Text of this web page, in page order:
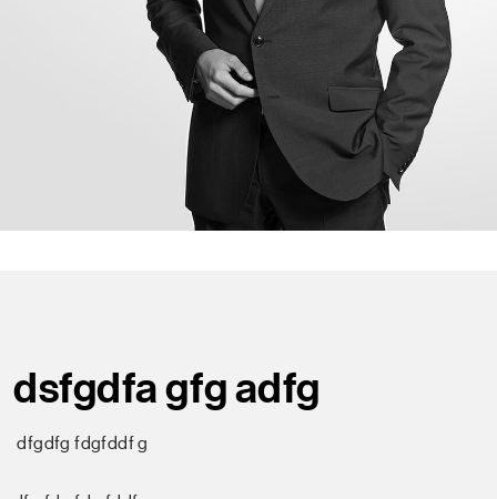
dsfgdfa gfg adfg
dfgdfg fdgfddf g